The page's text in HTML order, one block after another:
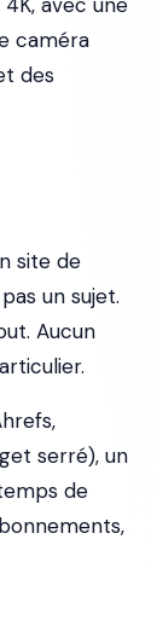
caméra
des
site de
un sujet.
Aucun
serré), un
de